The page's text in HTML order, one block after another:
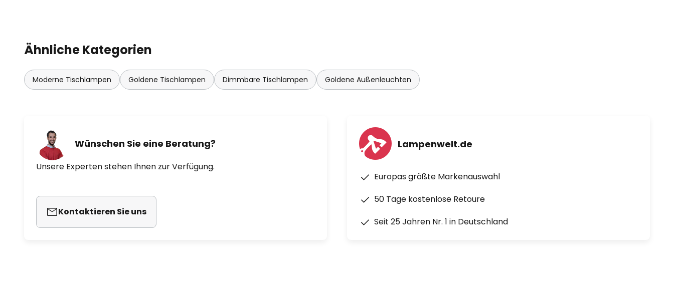
- Schutzart IP54
- Integrierter Drehdimmer
Ähnliche Kategorien
Moderne Tischlampen Goldene Tischlampen Dimmbare Tischlampen Goldene Außenleuchten
Wünschen Sie eine Beratung?
Unsere Experten stehen Ihnen zur Verfügung.
Kontaktieren Sie uns
Lampenwelt.de
Europas größte Markenauswahl
50 Tage kostenlose Retoure
Seit 25 Jahren Nr. 1 in Deutschland